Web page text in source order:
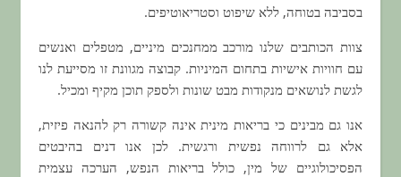
בסביבה בטוחה, ללא שיפוט וסטריאוטיפים.
צוות הכותבים שלנו מורכב ממחנכים מיניים, מטפלים ואנשים
עם חוויות אישיות בתחום המיניות. קבוצה מגוונת זו מסייעת לנו
לגשת לנושאים מנקודות מבט שונות ולספק תוכן מקיף ומכיל.
אנו גם מבינים כי בריאות מינית אינה קשורה רק להנאה פיזית,
אלא גם לרווחה נפשית ורגשית. לכן אנו דנים בהיבטים
הפסיכולוגיים של מין, כולל בריאות הנפש, הערכה עצמית